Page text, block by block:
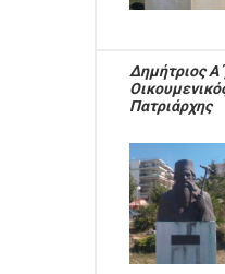
Δημήτριος
Πατριάρχης